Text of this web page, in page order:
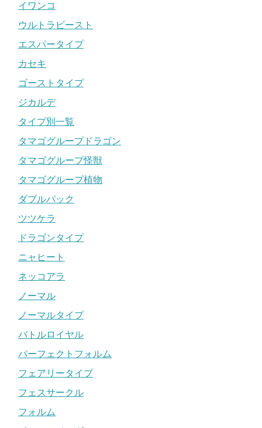
イワンコ
ウルトラビースト
エスパータイプ
カセキ
ゴーストタイプ
ジカルデ
タイプ別一覧
タマゴグループドラゴン
タマゴグループ怪獣
タマゴグループ植物
ダブルパック
ツツケラ
ドラゴンタイプ
ニャヒート
ネッコアラ
ノーマル
ノーマルタイプ
バトルロイヤル
パーフェクトフォルム
フェアリータイプ
フェスサークル
フォルム